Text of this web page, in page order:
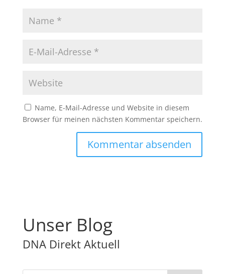
Name, E-Mail-Adresse und Website in diesem
Browser für meinen nächsten Kommentar speichern.
Unser Blog
DNA Direkt Aktuell